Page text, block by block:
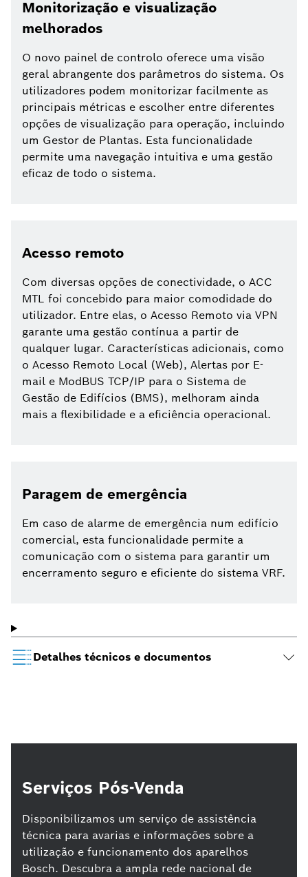
Monitorização e visualização
melhorados
O novo painel de controlo oferece uma visão
geral abrangente dos parâmetros do sistema. Os
utilizadores podem monitorizar facilmente as
principais métricas e escolher entre diferentes
opções de visualização para operação, incluindo
um Gestor de Plantas. Esta funcionalidade
permite uma navegação intuitiva e uma gestão
eficaz de todo o sistema.
Acesso remoto
Com diversas opções de conectividade, o ACC
MTL foi concebido para maior comodidade do
utilizador. Entre elas, o Acesso Remoto via VPN
garante uma gestão contínua a partir de
qualquer lugar. Características adicionais, como
o Acesso Remoto Local (Web), Alertas por E-
mail e ModBUS TCP/IP para o Sistema de
Gestão de Edifícios (BMS), melhoram ainda
mais a flexibilidade e a eficiência operacional.
Paragem de emergência
Em caso de alarme de emergência num edifício
comercial, esta funcionalidade permite a
comunicação com o sistema para garantir um
encerramento seguro e eficiente do sistema VRF.
Detalhes técnicos e documentos
Serviços Pós-Venda
Disponibilizamos um serviço de assistência
técnica para avarias e informações sobre a
utilização e funcionamento dos aparelhos
Bosch. Descubra a ampla rede nacional de